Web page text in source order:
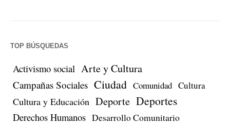
TOP BÚSQUEDAS
Activismo social Arte y Cultura
Campañas Sociales Ciudad Comunidad Cultura
Cultura y Educación Deporte Deportes
Derechos Humanos Desarrollo Comunitario